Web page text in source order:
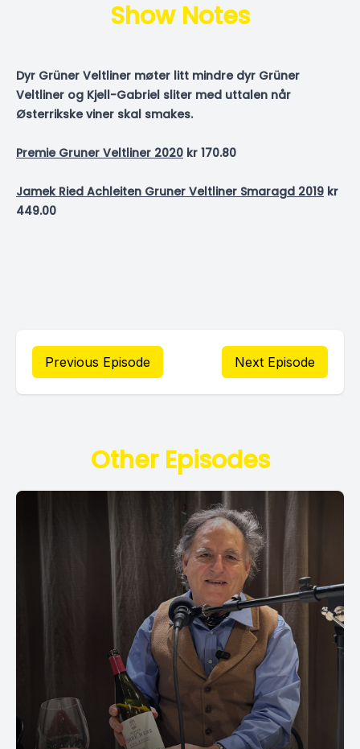
Show Notes
Dyr Grüner Veltliner møter litt mindre dyr Grüner
Veltliner og Kjell-Gabriel sliter med uttalen når
Østerrikske viner skal smakes.
Premie Gruner Veltliner 2020 kr 170.80
Jamek Ried Achleiten Gruner Veltliner Smaragd 2019 kr
449.00
Previous Episode Next Episode
Other Episodes